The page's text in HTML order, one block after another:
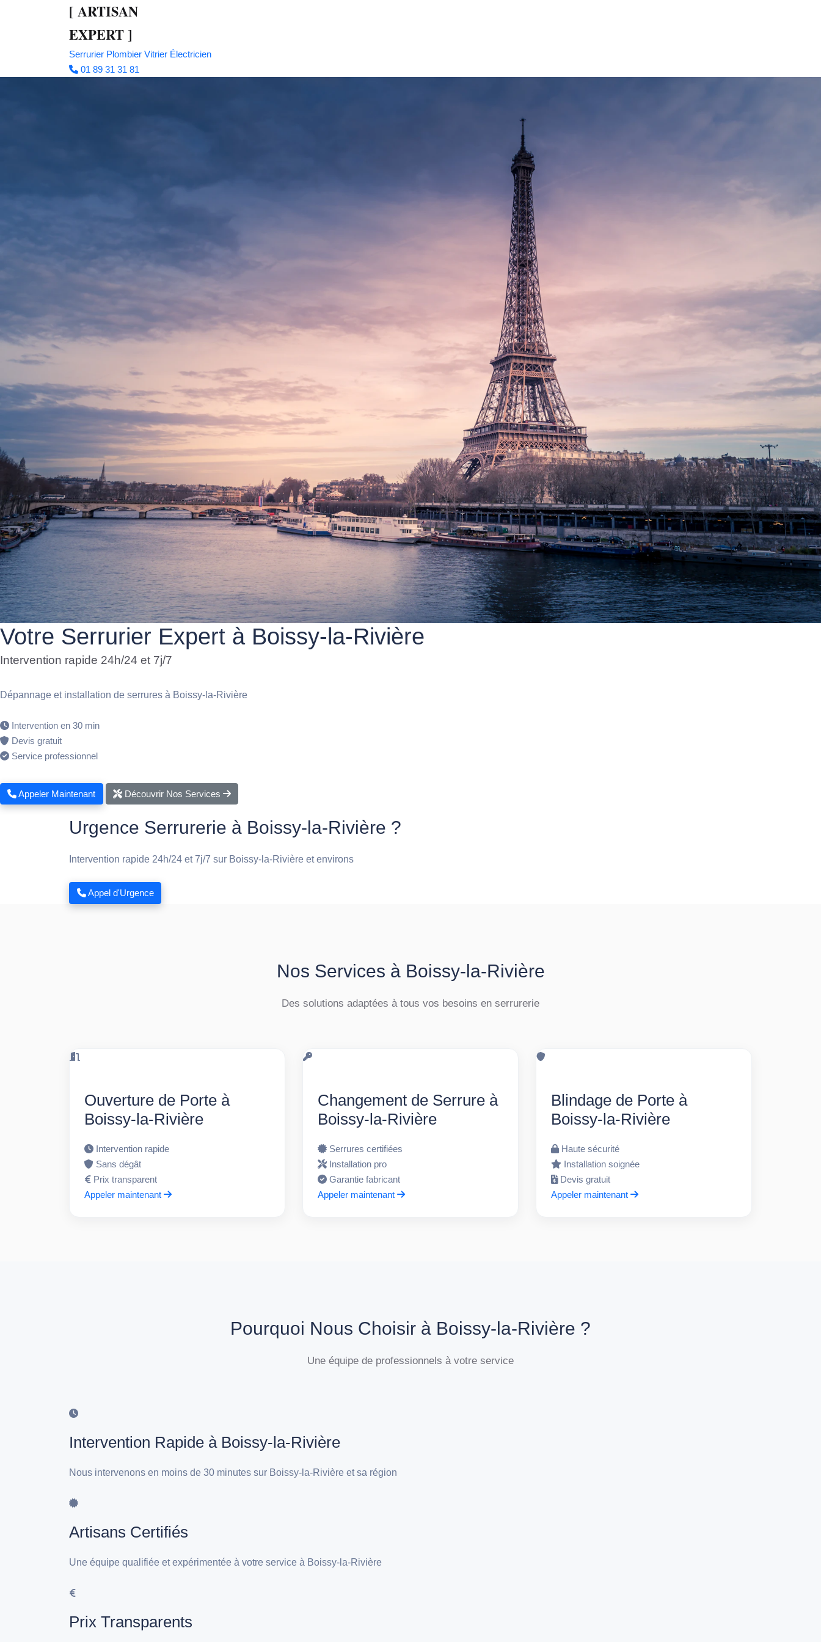
[ ARTISAN
EXPERT]
Serrurier Plombier Vitrier Électricien
01 89 31 31 81
Votre Serrurier Expert à Boissy-la-Rivière
Intervention rapide 24h/24 et 7j/7
Dépannage et installation de serrures à Boissy-la-Rivière
Intervention en 30 min
Devis gratuit
Service professionnel
Appeler Maintenant Découvrir Nos Services
Urgence Serrurerie à Boissy-la-Rivière ?
Intervention rapide 24h/24 et 7j/7 sur Boissy-la-Rivière et environs
Appel d'Urgence
Nos Services à Boissy-la-Rivière
Des solutions adaptées à tous vos besoins en serrurerie
Ouverture de Porte à
Boissy-la-Rivière
Intervention rapide
Sans dégât
Prix transparent
Appeler maintenant
Changement de Serrure à
Boissy-la-Rivière
Serrures certifiées
Installation pro
Garantie fabricant
Appeler maintenant
Blindage de Porte à
Boissy-la-Rivière
Haute sécurité
Installation soignée
Devis gratuit
Appeler maintenant
Pourquoi Nous Choisir à Boissy-la-Rivière ?
Une équipe de professionnels à votre service
Intervention Rapide à Boissy-la-Rivière
Nous intervenons en moins de 30 minutes sur Boissy-la-Rivière et sa région
Artisans Certifiés
Une équipe qualifiée et expérimentée à votre service à Boissy-la-Rivière
Prix Transparents